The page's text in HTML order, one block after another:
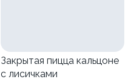
Закрытая пицца кальцоне
с лисичками